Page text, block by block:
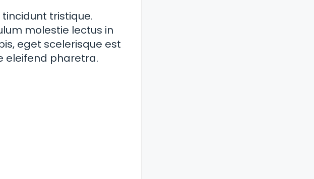
tristique.
molestie lectus in
eget scelerisque est
eleifend pharetra.